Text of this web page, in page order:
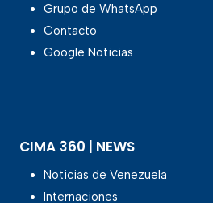
Grupo de WhatsApp
Contacto
Google Noticias
CIMA 360 | NEWS
Noticias de Venezuela
Internaciones